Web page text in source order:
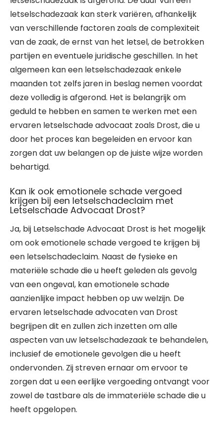
letselschadezaak kan sterk variëren, afhankelijk
van verschillende factoren zoals de complexiteit
van de zaak, de ernst van het letsel, de betrokken
partijen en eventuele juridische geschillen. In het
algemeen kan een letselschadezaak enkele
maanden tot zelfs jaren in beslag nemen voordat
deze volledig is afgerond. Het is belangrijk om
geduld te hebben en samen te werken met een
ervaren letselschade advocaat zoals Drost, die u
door het proces kan begeleiden en ervoor kan
zorgen dat uw belangen op de juiste wijze worden
behartigd.
Kan ik ook emotionele schade vergoed
krijgen bij een letselschadeclaim met
Letselschade Advocaat Drost?
Ja, bij Letselschade Advocaat Drost is het mogelijk
om ook emotionele schade vergoed te krijgen bij
een letselschadeclaim. Naast de fysieke en
materiële schade die u heeft geleden als gevolg
van een ongeval, kan emotionele schade
aanzienlijke impact hebben op uw welzijn. De
ervaren letselschade advocaten van Drost
begrijpen dit en zullen zich inzetten om alle
aspecten van uw letselschadezaak te behandelen,
inclusief de emotionele gevolgen die u heeft
ondervonden. Zij streven ernaar om ervoor te
zorgen dat u een eerlijke vergoeding ontvangt voor
zowel de tastbare als de immateriële schade die u
heeft opgelopen.